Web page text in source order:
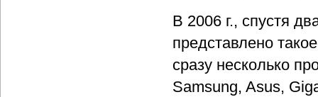
В 2006 г., спустя
представлено
сразу несколько
Samsung, Asus,